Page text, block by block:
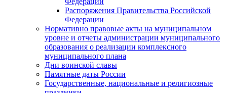
Распоряжения Правительства Российской
Федерации
Нормативно правовые акты на муниципальном
уровне и отчеты администрации муниципального
образования о реализации комплексного
муниципального плана
Дни воинской славы
Памятные даты России
Государственные, национальные и религиозные